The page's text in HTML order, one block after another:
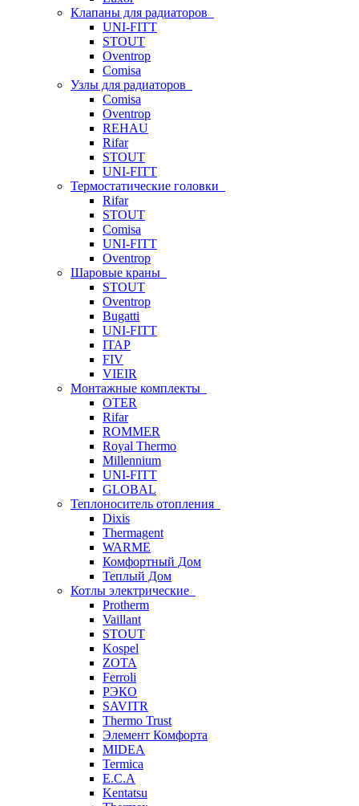
Клапаны для радиаторов
UNI-FITT
STOUT
Oventrop
Comisa
Узлы для радиаторов
Comisa
Oventrop
REHAU
Rifar
STOUT
UNI-FITT
Термостатические головки
Rifar
STOUT
Comisa
UNI-FITT
Oventrop
Шаровые краны
STOUT
Oventrop
Bugatti
UNI-FITT
ITAP
FIV
VIEIR
Монтажные комплекты
OTER
Rifar
ROMMER
Royal Thermo
Millennium
UNI-FITT
GLOBAL
Теплоноситель отопления
Dixis
Thermagent
WARME
Комфортный Дом
Теплый Дом
Котлы электрические
Protherm
Vaillant
STOUT
Kospel
ZOTA
Ferroli
РЭКО
SAVITR
Thermo Trust
Элемент Комфорта
MIDEA
Termica
E.C.A
Kentatsu